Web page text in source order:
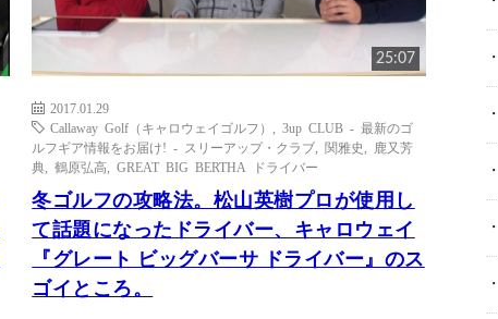
25:07
2017.01.29
Callaway Golf（キャロウェイゴルフ）
,3up CLUB - 最新のゴ
ルフギア情報をお届け! - スリーアップ・クラブ
関雅史
鹿又芳
典
,鶴原弘高 ,GREAT BIG BERTHA ドライバー
冬ゴルフの攻略法。松山英樹プロが使用し
て話題になったドライバー、キャロウェイ
『グレート ビッグバーサ ドライバー』のス
ゴイところ。